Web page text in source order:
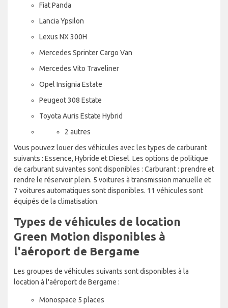
Fiat Panda
Lancia Ypsilon
Lexus NX 300H
Mercedes Sprinter Cargo Van
Mercedes Vito Traveliner
Opel Insignia Estate
Peugeot 308 Estate
Toyota Auris Estate Hybrid
2 autres
Vous pouvez louer des véhicules avec les types de carburant
suivants : Essence, Hybride et Diesel. Les options de politique
de carburant suivantes sont disponibles : Carburant : prendre et
rendre le réservoir plein. 5 voitures à transmission manuelle et
7 voitures automatiques sont disponibles. 11 véhicules sont
équipés de la climatisation.
Types de véhicules de location
Green Motion disponibles à
l'aéroport de Bergame
Les groupes de véhicules suivants sont disponibles à la
location à l'aéroport de Bergame :
Monospace 5 places